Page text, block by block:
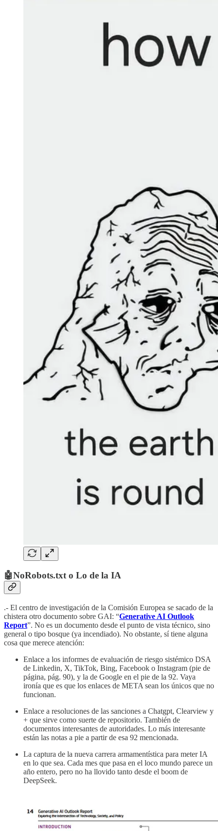
🤖NoRobots.txt o Lo de la IA
.- El centro de investigación de la Comisión Europea se sacado de la
chistera otro documento sobre GAI: “Generative AI Outlook
Report”. No es un documento desde el punto de vista técnico, sino
general o tipo bosque (ya incendiado). No obstante, sí tiene alguna
cosa que merece atención:
Enlace a los informes de evaluación de riesgo sistémico DSA
de Linkedin, X, TikTok, Bing, Facebook o Instagram (pie de
página, pág. 90), y la de Google en el pie de la 92. Vaya
ironía que es que los enlaces de META sean los únicos que no
funcionan.
Enlace a resoluciones de las sanciones a Chatgpt, Clearview y
+ que sirve como suerte de repositorio. También de
documentos interesantes de autoridades. Lo más interesante
están las notas a pie a partir de esa 92 mencionada.
La captura de la nueva carrera armamentística para meter IA
en lo que sea. Cada mes que pasa en el loco mundo parece un
año entero, pero no ha llovido tanto desde el boom de
DeepSeek.